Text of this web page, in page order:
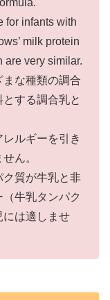
for infants with
milk protein
are very similar.
な種類の調合
する調合乳と
ルギーを引き
ん。
ク質が牛乳と非
牛乳タンパク
には適しませ